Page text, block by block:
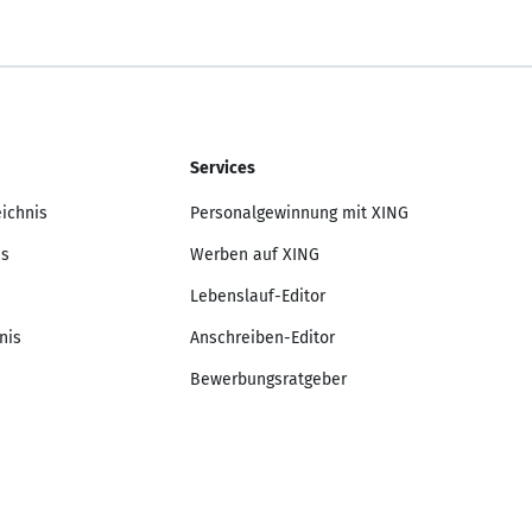
Services
Personalgewinnung mit XING
Werben auf XING
Lebenslauf-Editor
Anschreiben-Editor
Bewerbungsratgeber